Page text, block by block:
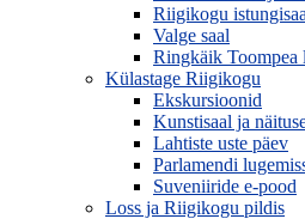
Riigikogu
Valge saal
Ringkäik Toompea
Külastage Riigikogu
Ekskursioonid
Kunstisaal ja
Lahtiste uste päev
Parlamendi
Suveniiride e-pood
Loss ja Riigikogu pildis